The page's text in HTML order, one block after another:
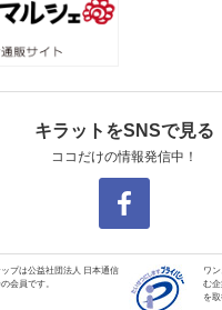
キラットをSNSで見る
ココだけの情報発信中！
ップは公益社団法人 日本通信
会員です。
ワ
む企
を取